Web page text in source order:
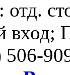
вход;
506-